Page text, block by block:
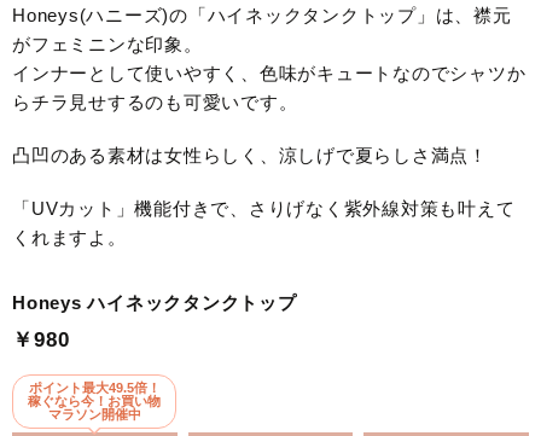
Honeys(ハニーズ)の「ハイネックタンクトップ」は、襟元
がフェミニンな印象。
インナーとして使いやすく、色味がキュートなのでシャツか
らチラ見せするのも可愛いです。
凸凹のある素材は女性らしく、涼しげで夏らしさ満点！
「UVカット」機能付きで、さりげなく紫外線対策も叶えて
くれますよ。
Honeys ハイネックタンクトップ
￥980
ポイント最大49.5倍！
稼ぐなら今！お買い物
マラソン開催中